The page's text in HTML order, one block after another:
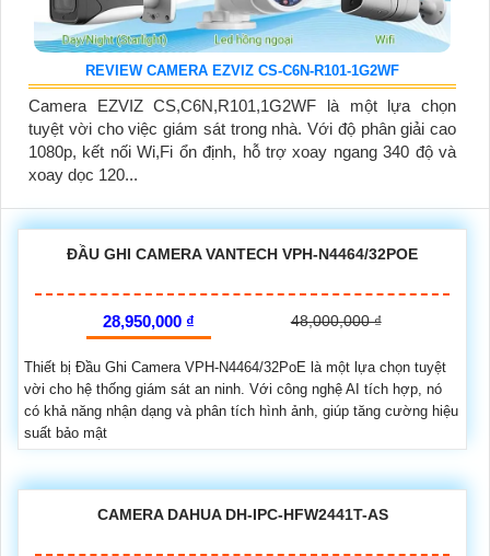
REVIEW CAMERA EZVIZ CS-C6N-R101-1G2WF
Camera EZVIZ CS,C6N,R101,1G2WF là một lựa chọn
tuyệt vời cho việc giám sát trong nhà. Với độ phân giải cao
1080p, kết nối Wi,Fi ổn định, hỗ trợ xoay ngang 340 độ và
xoay dọc 120...
ĐẦU GHI CAMERA VANTECH VPH-N4464/32POE
28,950,000 ₫ 48,000,000 ₫
Thiết bị Đầu Ghi Camera VPH-N4464/32PoE là một lựa chọn tuyệt
vời cho hệ thống giám sát an ninh. Với công nghệ AI tích hợp, nó
có khả năng nhận dạng và phân tích hình ảnh, giúp tăng cường hiệu
suất bảo mật
CAMERA DAHUA DH-IPC-HFW2441T-AS